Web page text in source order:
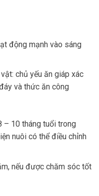
động mạnh vào sáng
chủ yếu ăn giáp xác
và thức ăn công
– 10 tháng tuổi trong
nuôi có thể điều chỉnh
nếu được chăm sóc tốt